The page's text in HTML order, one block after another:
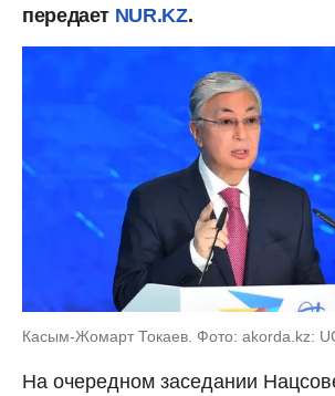
передает NUR.KZ.
Касым-Жомарт Токаев. Фото: akorda.kz:
На очередном заседании